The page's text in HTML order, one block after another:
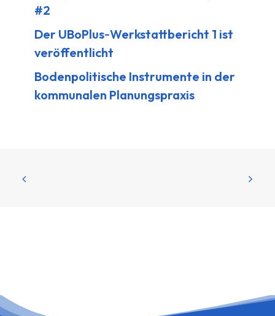
#2
Der UBoPlus‑Werkstattbericht 1 ist
veröffentlicht
Bodenpolitische Instrumente in der
kommunalen Planungspraxis